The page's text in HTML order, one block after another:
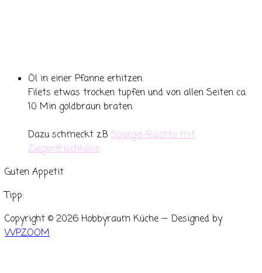
Öl in einer Pfanne erhitzen.
Filets etwas trocken tupfen und von allen Seiten ca.
10 Min goldbraun braten.
Dazu schmeckt z.B Spargel-Risotto mit
Ziegenfrischkäse
Guten Appetit
Tipp:
Copyright © 2026 Hobbyraum Küche — Designed by
WPZOOM